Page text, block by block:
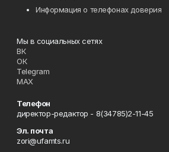
Информация о телефонах доверия
Мы в социальных сетях
ВК
ОК
Telegram
MAX
Телефон
директор-редактор - 8(34785)2-11-45
Эл. почта
zori@ufamts.ru